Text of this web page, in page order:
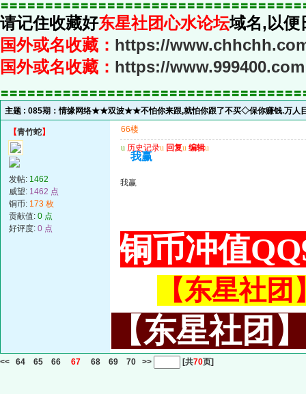
〓〓〓〓〓〓〓〓〓〓〓〓〓〓〓〓〓〓〓〓〓〓〓〓〓〓〓〓〓〓〓〓〓〓
请记住收藏好东星社团心水论坛域名,以便
国外或名收藏： https://
国外或名收藏： https://www.999400.com
〓〓〓〓〓〓〓〓〓〓〓〓〓〓〓〓〓〓〓〓〓〓〓〓〓〓〓〓〓〓〓〓〓〓
主题 : 085期：情缘网络★★双波★★不怕你来跟,就怕你跟了不买◇保你赚钱.万人
【青竹蛇】
发帖: 1462
威望: 1462 点
铜币: 173 枚
贡献值: 0 点
好评度: 0 点
66楼
u 历史记录u 回复u 编辑u
我赢
我赢
铜币冲值
【东星社
【东星社团
<< 64 65 66 67 68 69 70 >> [共70页]